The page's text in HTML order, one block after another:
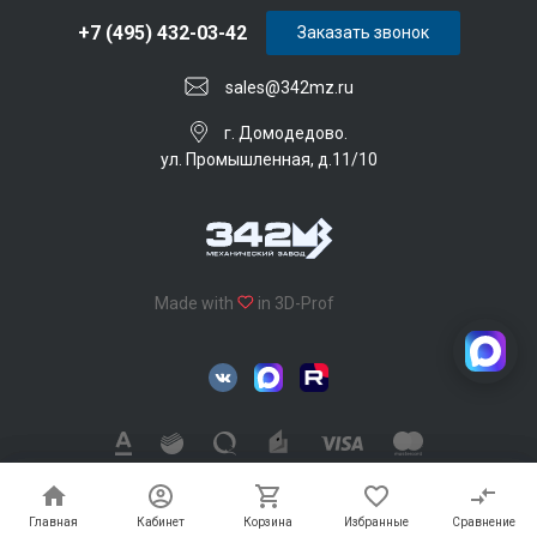
Главная Кабинет Корзина Избранные Сравнение
Главная Кабинет Корзина Избранные Сравнение
sales@342mz.ru
+7 (495) 432-03-42
г. Домодедово.
ул. Промышленная, д.11/10
Заказать звонок
Made with in 3D-Prof
342 Механический завод © 2026, Все права защищены